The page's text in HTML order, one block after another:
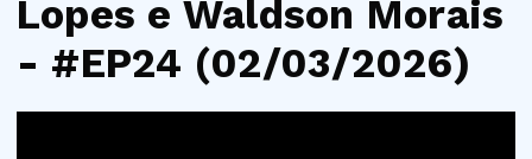
Lopes e Waldson Morais
- #EP24 (02/03/2026)